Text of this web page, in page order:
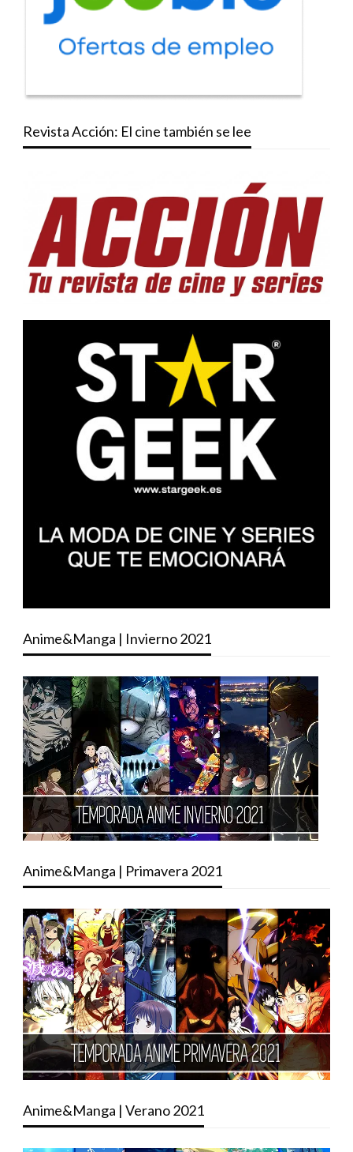
Revista Acción: El cine también se lee
Anime&Manga | Invierno 2021
Anime&Manga | Primavera 2021
Anime&Manga | Verano 2021